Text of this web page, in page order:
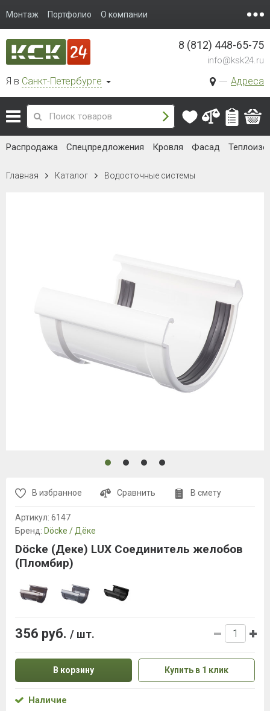
Монтаж Портфолио О компании
Я в Санкт-Петербурге Адреса
8 (812) 448-65-75
info@ksk24.ru
Распродажа Спецпредложения Кровля Фасад
Главная Каталог Водосточные системы
В избранное Сравнить В смету
Артикул: 6147
Бренд: Döcke / Дёке
Döcke (Деке) LUX Соединитель желобов
(Пломбир)
356 руб. / шт.
В корзину Купить в 1 клик
Наличие